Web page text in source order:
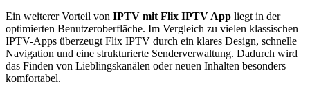
Ein weiterer Vorteil von IPTV mit Flix IPTV App liegt in der
optimierten Benutzeroberfläche. Im Vergleich zu vielen klassischen
IPTV-Apps überzeugt Flix IPTV durch ein klares Design, schnelle
Navigation und eine strukturierte Senderverwaltung. Dadurch wird
das Finden von Lieblingskanälen oder neuen Inhalten besonders
komfortabel.